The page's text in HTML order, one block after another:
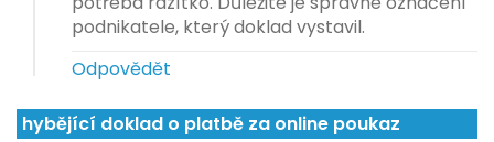
podnikatele, který doklad vystavil.
Odpovědět
hybějící doklad o platbě za online poukaz